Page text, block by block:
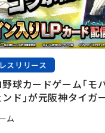
スリリース
球カードゲーム「モ
ド」が元阪神タイガ
ム